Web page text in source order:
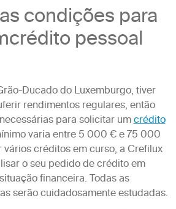
condições para
pessoal
Ducado do Luxemburgo, tiver
rendimentos regulares, então
para solicitar umcrédito
varia entre 5 000 € e 75 000
créditos em curso, a Crefilux
o seu pedido de crédito em
financeira. Todas as
serão cuidadosamente estudadas.